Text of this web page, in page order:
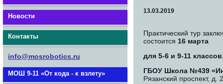
Новости
Контакты
info@mosrobotics.ru
МОШ 9-11 «От кода - к взлету»
13.03.2019
Практический тур
состоится 16 марта
для 5-6 и 9-11
ГБОУ Школа №439
Рязанский проспект, д.